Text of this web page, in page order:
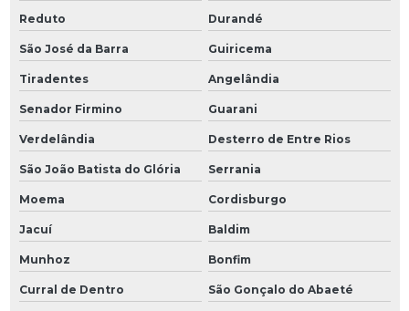
Reduto Durandé
São José da Barra Guiricema
Tiradentes Angelândia
Senador Firmino Guarani
Verdelândia Desterro de Entre Rios
São João Batista do Glória Serrania
Moema Cordisburgo
Jacuí Baldim
Munhoz Bonfim
Curral de Dentro São Gonçalo do Abaeté